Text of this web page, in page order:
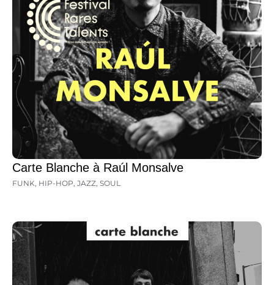
Carte Blanche à Raúl Monsalve
FUNK, HIP-HOP, JAZZ, SOUL